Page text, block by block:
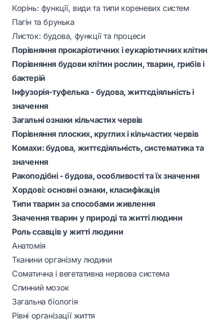
Корінь: функції, види та типи кореневих систем
Пагін та брунька
Листок: будова, функції та процеси
Порівняння прокаріотичних і еукаріотичних клітин
Порівняння будови клітин рослин, тварин, грибів і
бактерій
Інфузорія-туфелька - будова, життєдіяльність і
значення
Загальні ознаки кільчастих червів
Порівняння плоских, круглих і кільчастих червів
Комахи: будова, життєдіяльність, систематика та
значення
Ракоподібні - будова, особливості та їх значення
Хордові: основні ознаки, класифікація
Типи тварин за способами живлення
Значення тварин у природі та житті людини
Роль ссавців у житті людини
Анатомія
Тканини організму людини
Соматична і вегетативна нервова система
Спинний мозок
Загальна біологія
Рівні організації життя